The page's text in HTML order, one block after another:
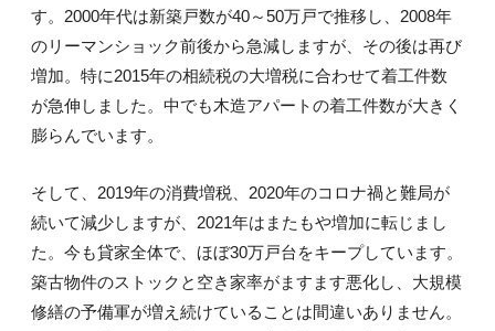
す。2000年代は新築戸数が40～50万戸で推移し、2008年
のリーマンショック前後から急減しますが、その後は再び
増加。特に2015年の相続税の大増税に合わせて着工件数
が急伸しました。中でも木造アパートの着工件数が大きく
膨らんでいます。
そして、2019年の消費増税、2020年のコロナ禍と難局が
続いて減少しますが、2021年はまたもや増加に転じまし
た。今も貸家全体で、ほぼ30万戸台をキープしています。
築古物件のストックと空き家率がますます悪化し、大規模
修繕の予備軍が増え続けていることは間違いありません。